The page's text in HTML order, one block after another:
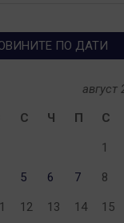
ПО ДАТИ
август
С Ч П С
1
5 6 7 8
12 13 14 15